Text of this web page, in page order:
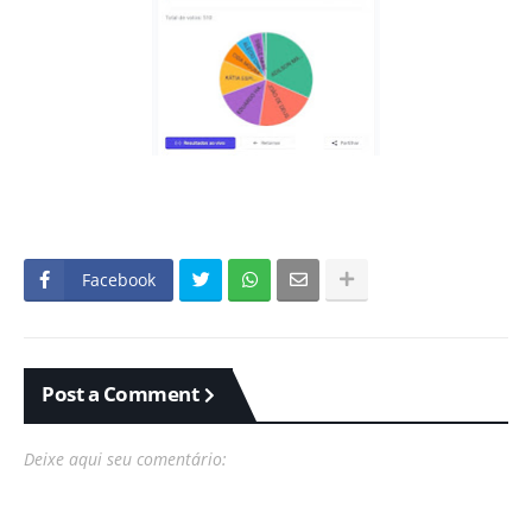
Facebook
Post a Comment
Deixe aqui seu comentário: